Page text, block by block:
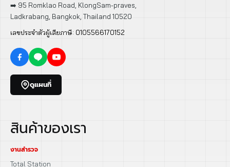
➡️ 95 Romklao Road, KlongSam-praves,
Ladkrabang, Bangkok, Thailand 10520
เลขประจำตัวผู้เสียภาษี: 0105566170152
ดูแผนที่
สินค้าของเรา
งานสำรวจ
Total Station